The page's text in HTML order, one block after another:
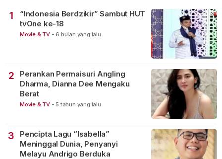
1
“Indonesia Berdzikir” Sambut HUT
tvOne ke-18
Movie & TV - 6 bulan yang lalu
2
Perankan Permaisuri Angling
Dharma, Dianna Dee Mengaku
Berat
Movie & TV - 5 tahun yang lalu
3
Pencipta Lagu “Isabella”
Meninggal Dunia, Penyanyi
Melayu Andrigo Berduka